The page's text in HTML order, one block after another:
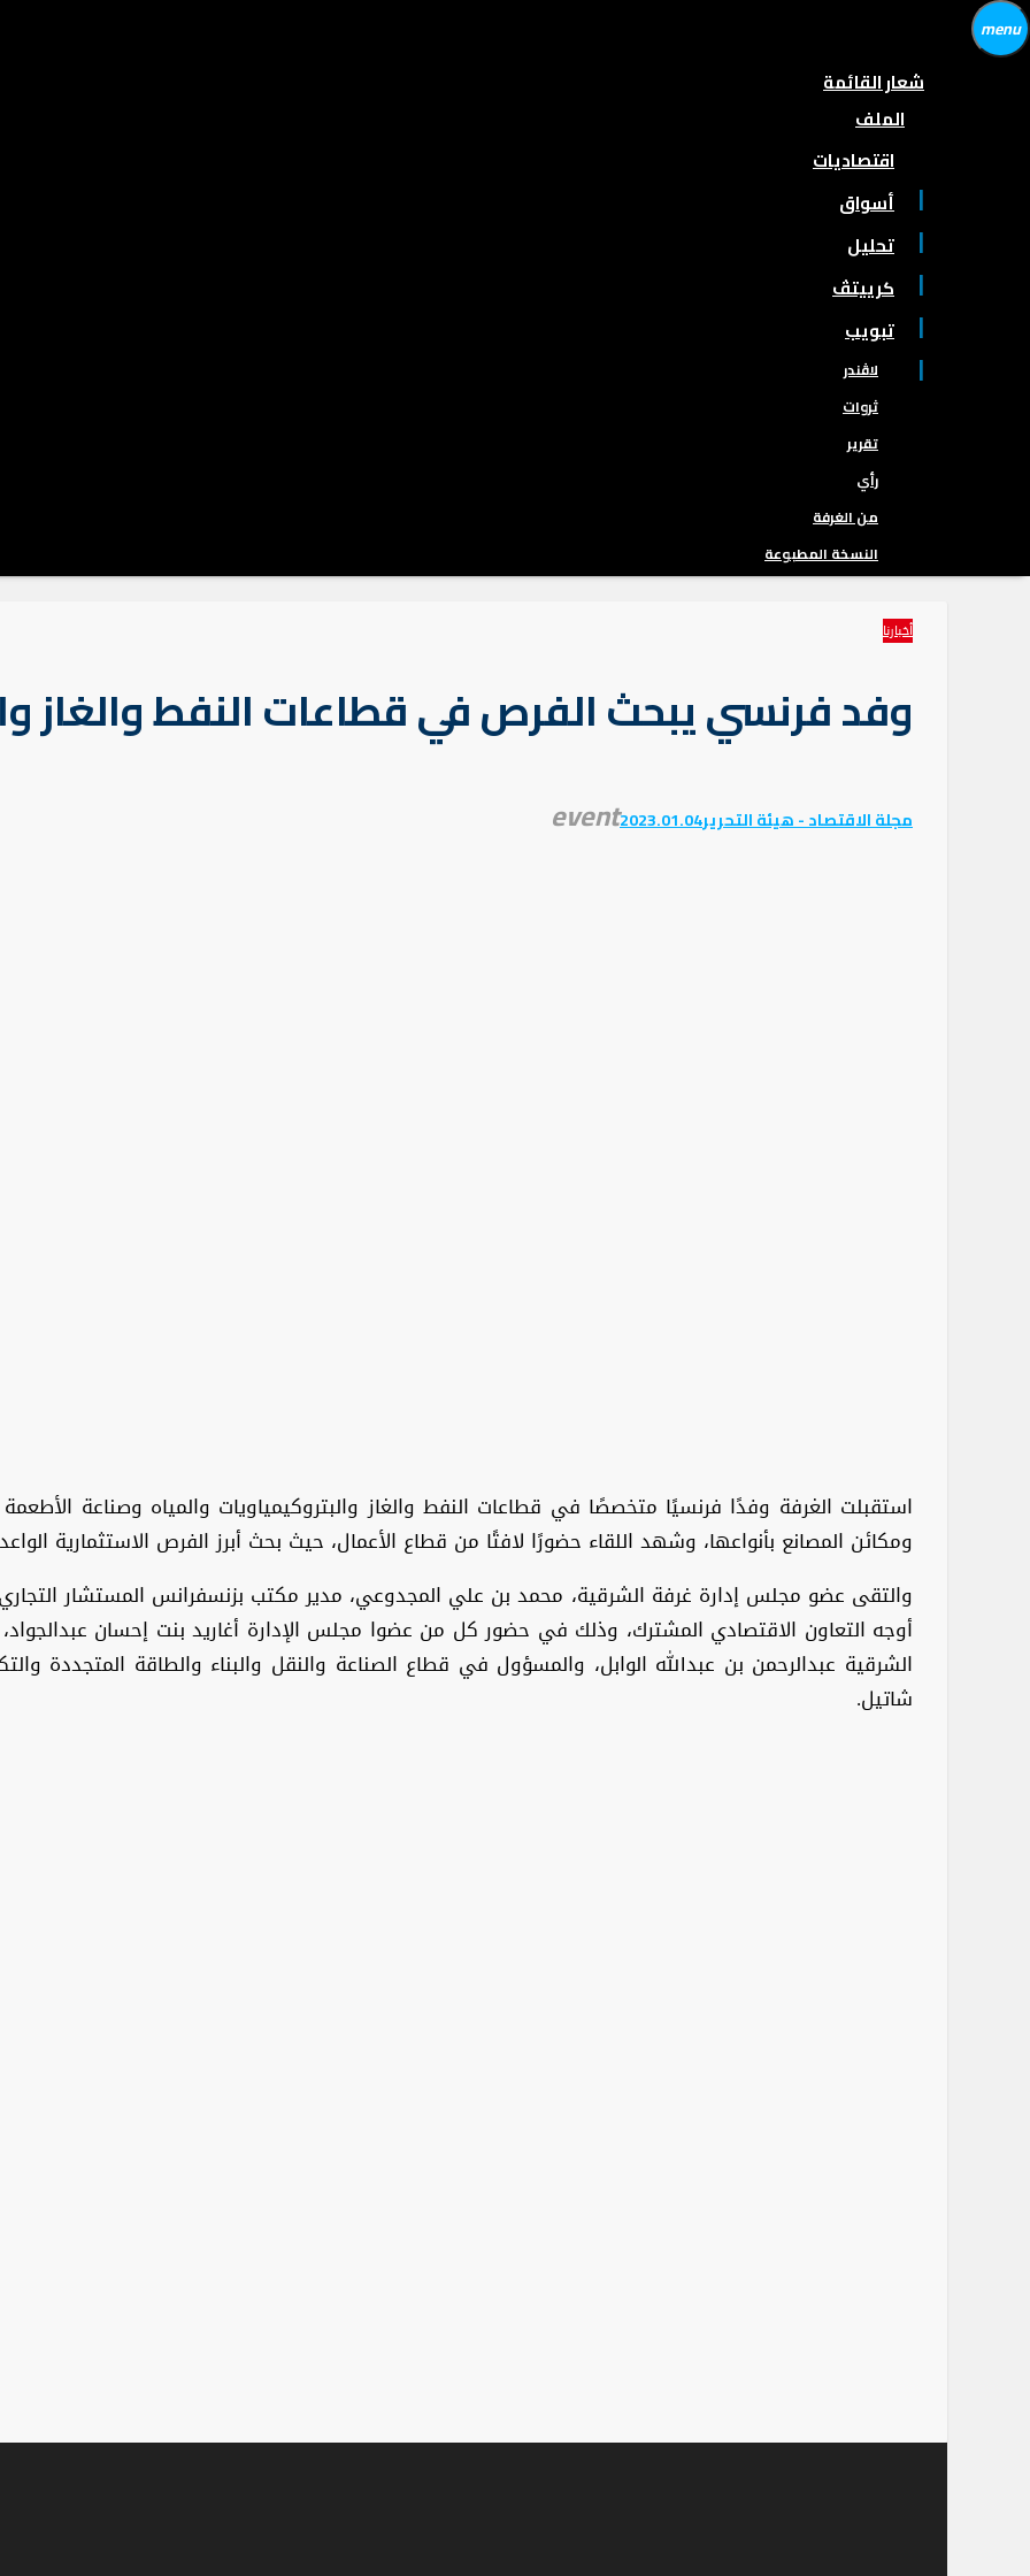
menu
شعار القائمة
الملف
اقتصاديات
أسواق
تحليل
كرييتڤ
تبويب
لاڤندر
ثروات
تقرير
رأي
من الغرفة
النسخة المطبوعة
أخبارنا
وفد فرنسي يبحث الفرص في قطاعات النفط والغاز
مجلة الاقتصاد - هيئة التحرير event2023.01.04
استقبلت الغرفة وفدًا فرنسيًا متخصصًا في قطاعات النفط والغاز والبتروكيمياويات والمياه وصناعة
ومكائن المصانع بأنواعها، وشهد اللقاء حضورًا لافتًا من قطاع الأعمال، حيث بحث أبرز الفرص الاستثمارية
والتقى عضو مجلس إدارة غرفة الشرقية، محمد بن علي المجدوعي، مدير مكتب بزنسفرانس المستشار
أوجه التعاون الاقتصادي المشترك، وذلك في حضور كل من عضوا مجلس الإدارة أغاريد بنت إحسان
الشرقية عبدالرحمن بن عبدالله الوابل، والمسؤول في قطاع الصناعة والنقل والبناء والطاقة المتجددة
شاتيل.